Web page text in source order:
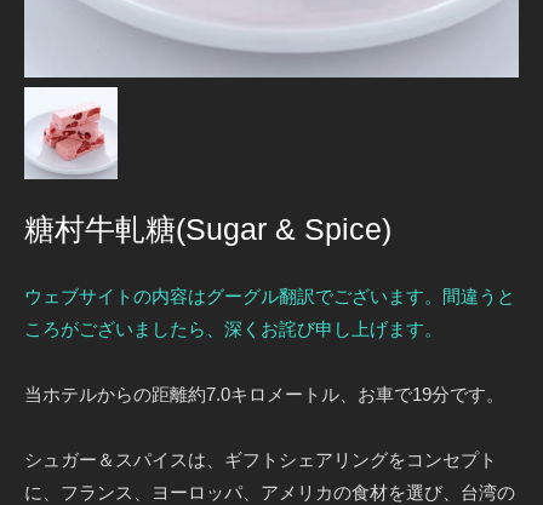
糖村牛軋糖(Sugar & Spice)
ウェブサイトの内容はグーグル翻訳でございます。間違うと
ころがございましたら、深くお詫び申し上げます。
当ホテルからの距離約7.0キロメートル、お車で19分です。
シュガー＆スパイスは、ギフトシェアリングをコンセプト
に、フランス、ヨーロッパ、アメリカの食材を選び、台湾の